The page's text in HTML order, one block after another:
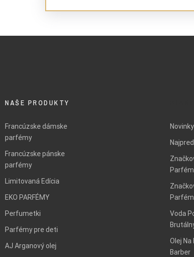
NAŠE PRODUKTY
Francúzske dámske
parfémy
Francúzske pánske
parfémy
Limitovaná Edícia
EKO PARFÉMY
Perfumetki
Parfémy pre deti
AJ Arganový olej
Novinky
Voda
Olej
Barber